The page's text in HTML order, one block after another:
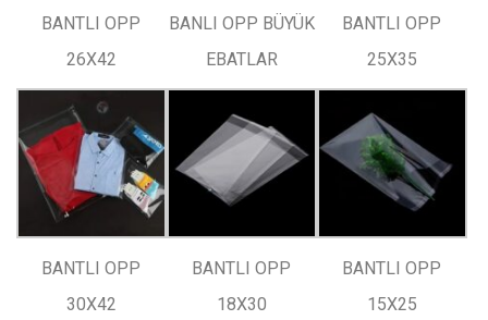
BANTLI OPP
26X42
BANLI OPP BÜYÜK
EBATLAR
BANTLI OPP
25X35
BANTLI OPP
30X42
BANTLI OPP
18X30
BANTLI OPP
15X25